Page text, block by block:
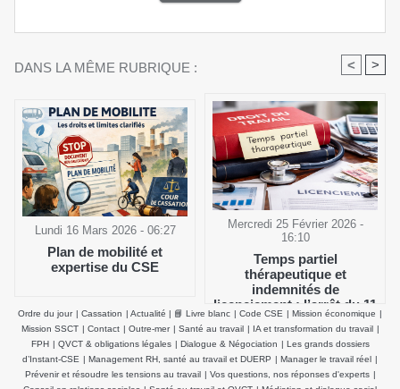
DANS LA MÊME RUBRIQUE : < >
Lundi 16 Mars 2026 - 06:27
Plan de mobilité et
expertise du CSE
Mercredi 25 Février 2026 -
16:10
Temps partiel
thérapeutique et
indemnités de
licenciement : l’arrêt du 11
février 2026 de la Cour de
cassation clarifie le salaire
de référence
Ordre du jour | Cassation | Actualité | 📘 Livre blanc | Code CSE | Mission économique |
Mission SSCT | Contact | Outre-mer | Santé au travail | IA et transformation du travail |
FPH | QVCT & obligations légales | Dialogue & Négociation | Les grands dossiers
d’Instant-CSE | Management RH, santé au travail et DUERP | Manager le travail réel |
Prévenir et résoudre les tensions au travail | Vos questions, nos réponses d'experts |